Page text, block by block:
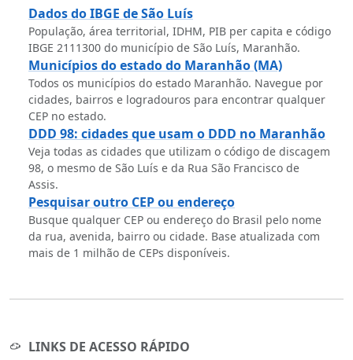
Dados do IBGE de São Luís
População, área territorial, IDHM, PIB per capita e código
IBGE 2111300 do município de São Luís, Maranhão.
Municípios do estado do Maranhão (MA)
Todos os municípios do estado Maranhão. Navegue por
cidades, bairros e logradouros para encontrar qualquer
CEP no estado.
DDD 98: cidades que usam o DDD no Maranhão
Veja todas as cidades que utilizam o código de discagem
98, o mesmo de São Luís e da Rua São Francisco de
Assis.
Pesquisar outro CEP ou endereço
Busque qualquer CEP ou endereço do Brasil pelo nome
da rua, avenida, bairro ou cidade. Base atualizada com
mais de 1 milhão de CEPs disponíveis.
LINKS DE ACESSO RÁPIDO